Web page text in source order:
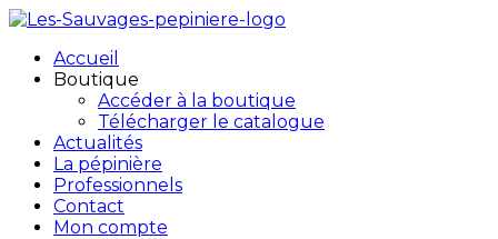
Accueil
Boutique
Accéder à la boutique
Télécharger le catalogue
Actualités
La pépinière
Professionnels
Contact
Mon compte